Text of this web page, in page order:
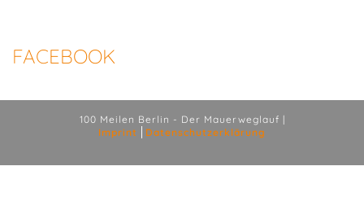
FACEBOOK
100 Meilen Berlin - Der Mauerweglauf |
Imprint
Datenschutzerklärung